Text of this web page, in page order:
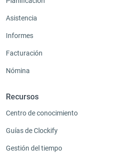
Asistencia
Informes
Facturación
Nómina
Recursos
Centro de conocimiento
Guías de Clockify
Gestión del tiempo